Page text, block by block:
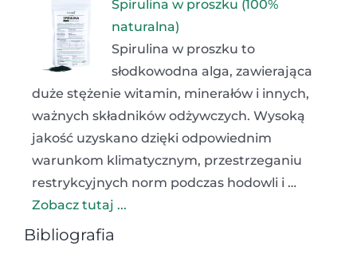
Spirulina w proszku (100%
naturalna)
Spirulina w proszku to
słodkowodna alga, zawierająca
duże stężenie witamin, minerałów i innych,
ważnych składników odżywczych. Wysoką
jakość uzyskano dzięki odpowiednim
warunkom klimatycznym, przestrzeganiu
restrykcyjnych norm podczas hodowli i …
Zobacz tutaj ...
Bibliografia